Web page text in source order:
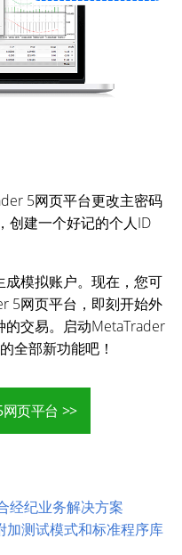
5网页平台更改主密码
创建一个好记的个人ID
成模拟账户。现在，您可
5网页平台，即刻开始外
交易。启动MetaTrader
全部新功能吧！
页平台 >>
经纪业务解决方案
加测试模式和标准程序库